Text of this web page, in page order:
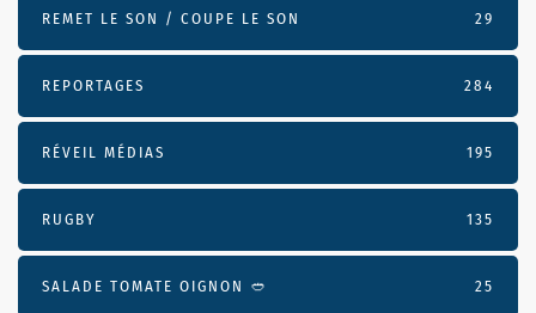
REMET LE SON / COUPE LE SON 29
REPORTAGES 284
RÉVEIL MÉDIAS 195
RUGBY 135
SALADE TOMATE OIGNON 🥙 25